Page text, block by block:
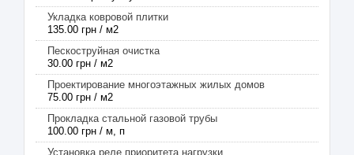
Укладка ковровой плитки
135.00 грн / м2
Пескоструйная очистка
30.00 грн / м2
Проектирование многоэтажных жилых домов
75.00 грн / м2
Прокладка стальной газовой трубы
100.00 грн / м, п
Установка реле приоритета нагрузки